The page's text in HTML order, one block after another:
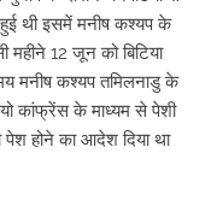
हुई थी इसमें मनीष कश्यप के
12 जून को बिटिया
मनीष कश्यप तमिलनाडु के
कांफ्रेंस के माध्यम से पेशी
होने का आदेश दिया था